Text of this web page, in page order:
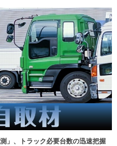
」、トラック必要台数の迅速把握